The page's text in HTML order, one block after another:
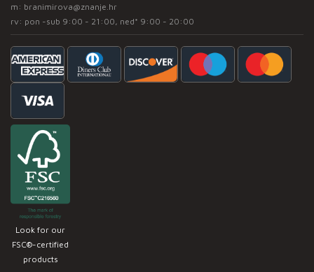
m: branimirova@znanje.hr
rv: pon -sub 9:00 - 21:00, ned* 9:00 - 20:00
Look for our
FSC®-certified
products